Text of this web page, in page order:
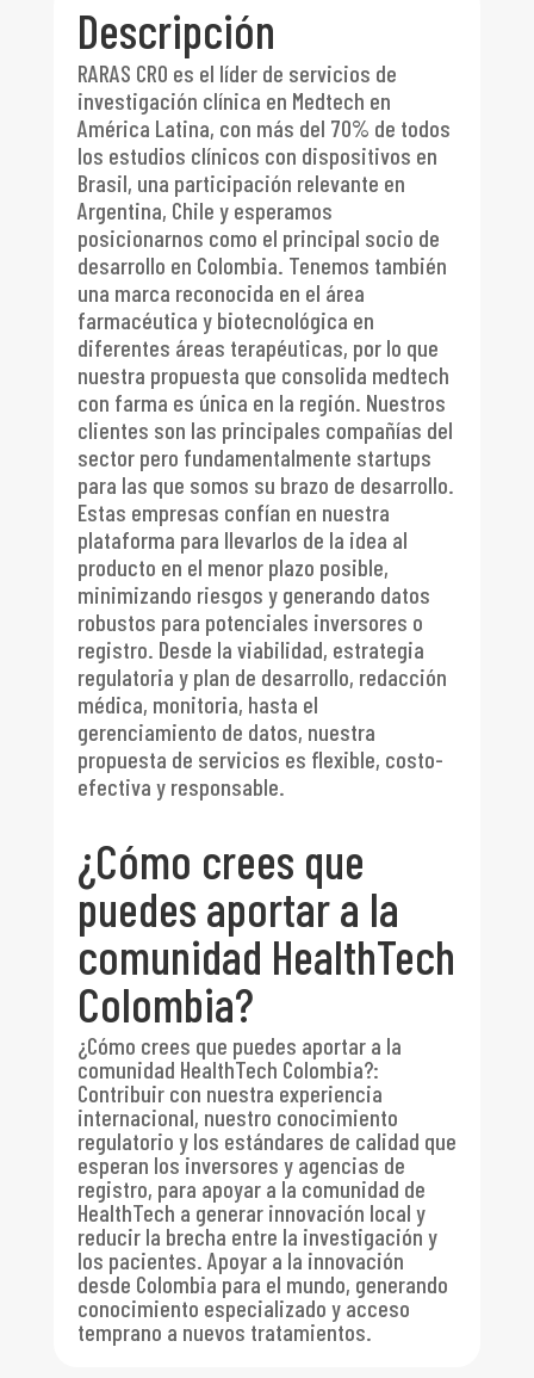
Descripción
RARAS CRO es el líder de servicios de
investigación clínica en Medtech en
América Latina, con más del 70% de todos
los estudios clínicos con dispositivos en
Brasil, una participación relevante en
Argentina, Chile y esperamos
posicionarnos como el principal socio de
desarrollo en Colombia. Tenemos también
una marca reconocida en el área
farmacéutica y biotecnológica en
diferentes áreas terapéuticas, por lo que
nuestra propuesta que consolida medtech
con farma es única en la región. Nuestros
clientes son las principales compañías del
sector pero fundamentalmente startups
para las que somos su brazo de desarrollo.
Estas empresas confían en nuestra
plataforma para llevarlos de la idea al
producto en el menor plazo posible,
minimizando riesgos y generando datos
robustos para potenciales inversores o
registro. Desde la viabilidad, estrategia
regulatoria y plan de desarrollo, redacción
médica, monitoria, hasta el
gerenciamiento de datos, nuestra
propuesta de servicios es flexible, costo-
efectiva y responsable.
¿Cómo crees que
puedes aportar a la
comunidad HealthTech
Colombia?
¿Cómo crees que puedes aportar a la
comunidad HealthTech Colombia?:
Contribuir con nuestra experiencia
internacional, nuestro conocimiento
regulatorio y los estándares de calidad que
esperan los inversores y agencias de
registro, para apoyar a la comunidad de
HealthTech a generar innovación local y
reducir la brecha entre la investigación y
los pacientes. Apoyar a la innovación
desde Colombia para el mundo, generando
conocimiento especializado y acceso
temprano a nuevos tratamientos.